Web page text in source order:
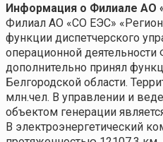
Информация о Филиале АО
Филиал АО «СО ЕЭС»
функции диспетчерского
операционной
дополнительно принял
Белгородской области.
млн.чел. В управлении и
объектом генерации
В электроэнергетический